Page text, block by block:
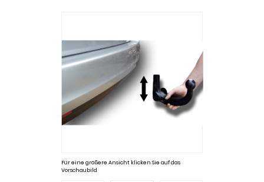
Für eine größere Ansicht klicken Sie auf das
Vorschaubild